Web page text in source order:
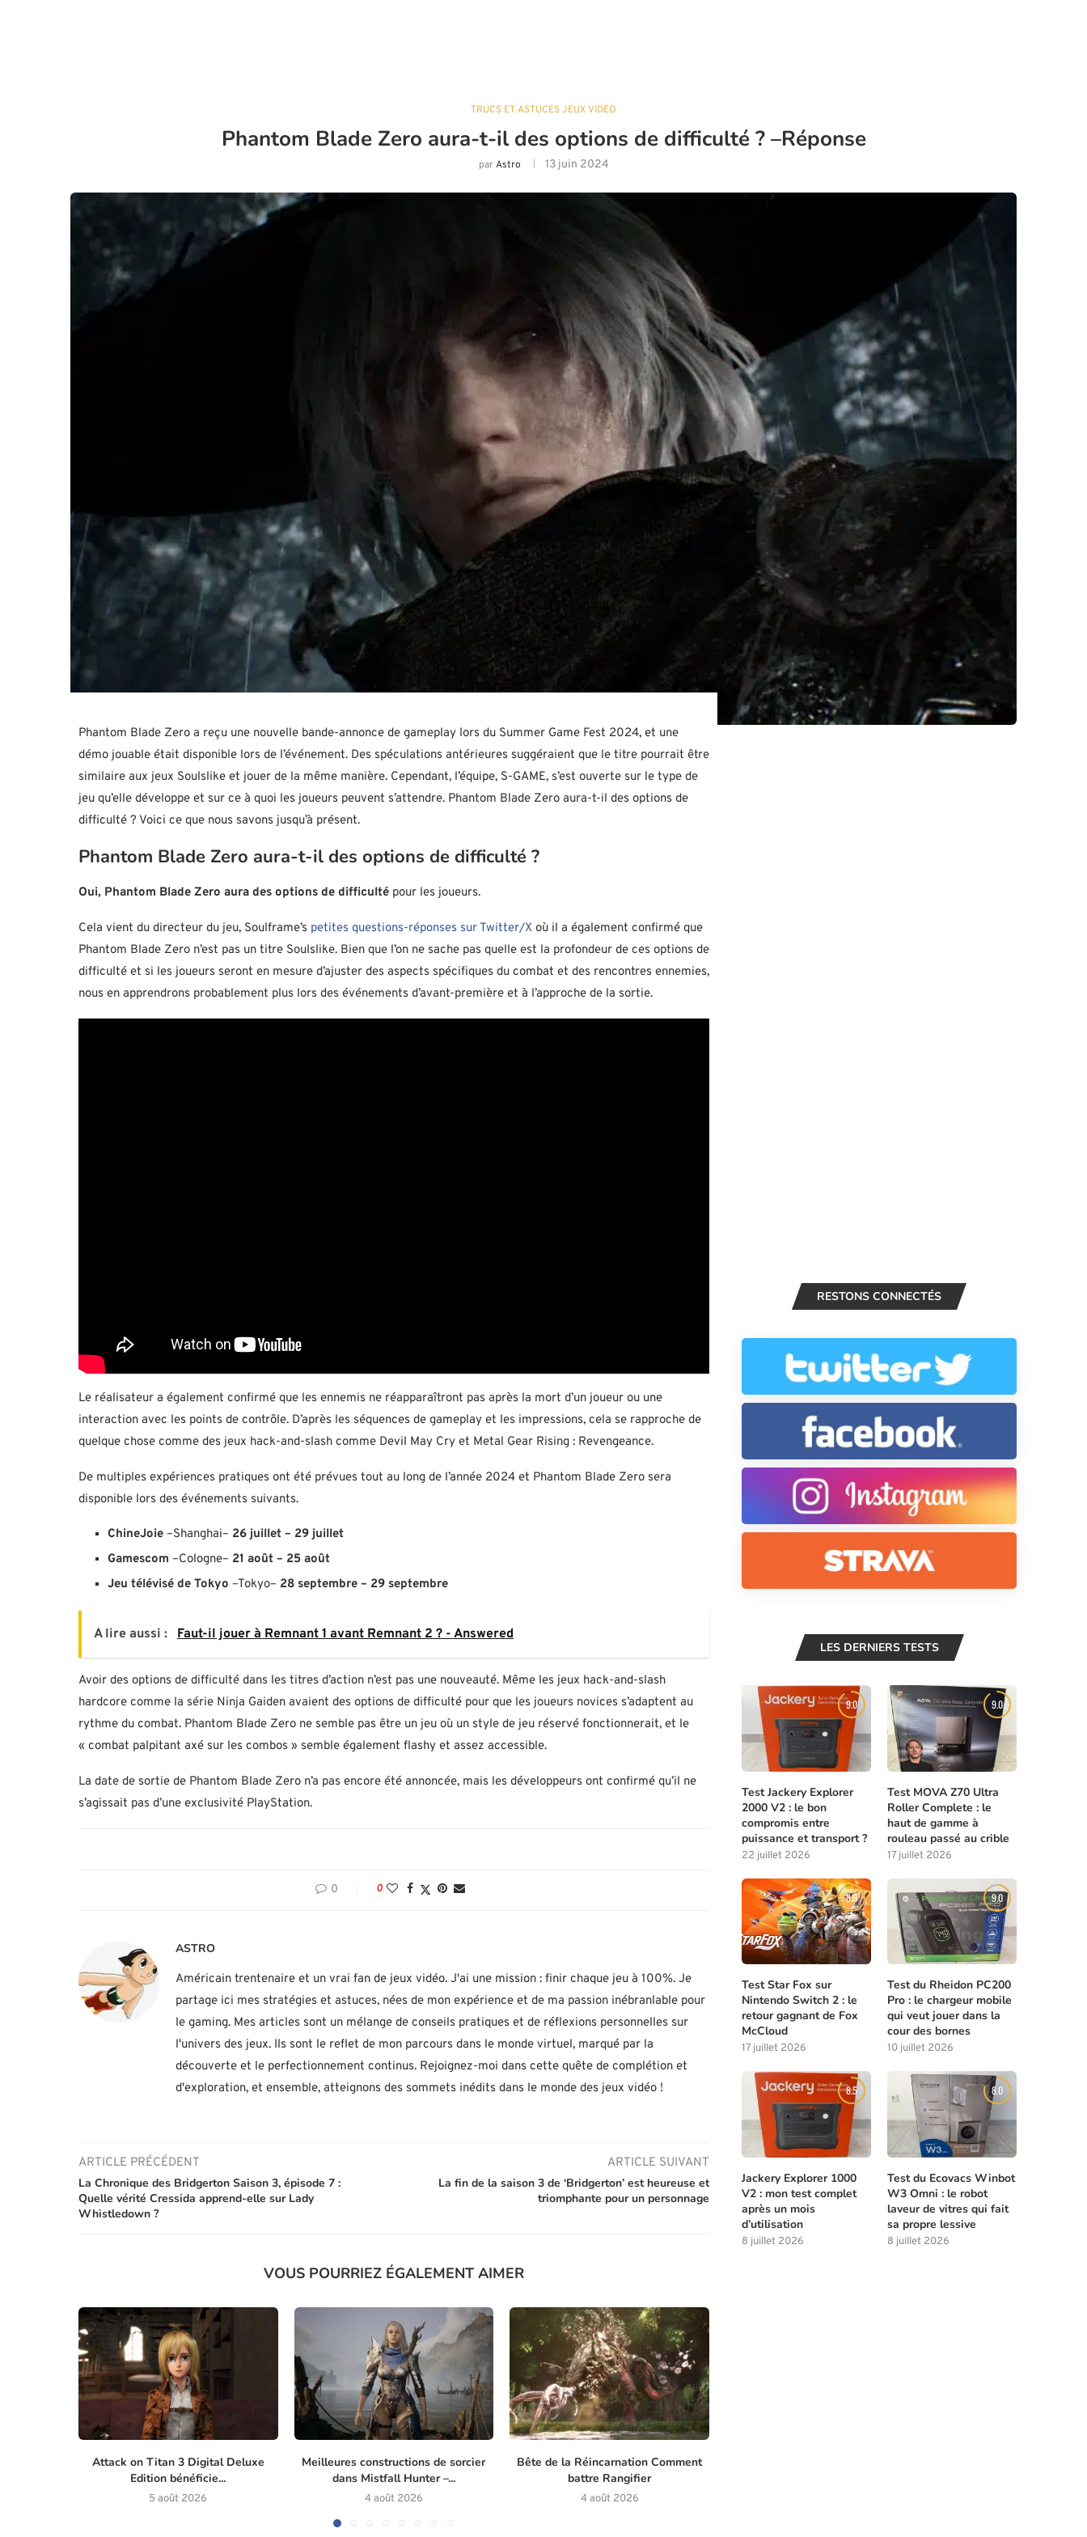
TRUCS ET ASTUCES JEUX VIDÉO
Phantom Blade Zero aura-t-il des options de difficulté ? –Réponse
parAstro 13 juin 2024
Phantom Blade Zero a reçu une nouvelle bande-annonce de gameplay lors du Summer Game Fest 2024, et une
démo jouable était disponible lors de l’événement. Des spéculations antérieures suggéraient que le titre pourrait être
similaire aux jeux Soulslike et jouer de la même manière. Cependant, l’équipe, S-GAME, s’est ouverte sur le type de
jeu qu’elle développe et sur ce à quoi les joueurs peuvent s’attendre. Phantom Blade Zero aura-t-il des options de
difficulté ? Voici ce que nous savons jusqu’à présent.
Phantom Blade Zero aura-t-il des options de difficulté ?
Oui, Phantom Blade Zero aura des options de difficulté pour les joueurs.
Cela vient du directeur du jeu, Soulframe’s petites questions-réponses sur Twitter/X où il a également confirmé que
Phantom Blade Zero n’est pas un titre Soulslike. Bien que l’on ne sache pas quelle est la profondeur de ces options de
difficulté et si les joueurs seront en mesure d’ajuster des aspects spécifiques du combat et des rencontres ennemies,
nous en apprendrons probablement plus lors des événements d’avant-première et à l’approche de la sortie.
Le réalisateur a également confirmé que les ennemis ne réapparaîtront pas après la mort d’un joueur ou une
interaction avec les points de contrôle. D’après les séquences de gameplay et les impressions, cela se rapproche de
quelque chose comme des jeux hack-and-slash comme Devil May Cry et Metal Gear Rising : Revengeance.
De multiples expériences pratiques ont été prévues tout au long de l’année 2024 et Phantom Blade Zero sera
disponible lors des événements suivants.
ChineJoie –Shanghai– 26 juillet – 29 juillet
Gamescom –Cologne– 21 août – 25 août
Jeu télévisé de Tokyo –Tokyo– 28 septembre – 29 septembre
A lire aussi : Faut-il jouer à Remnant 1 avant Remnant 2 ? - Answered
Avoir des options de difficulté dans les titres d’action n’est pas une nouveauté. Même les jeux hack-and-slash
hardcore comme la série Ninja Gaiden avaient des options de difficulté pour que les joueurs novices s’adaptent au
rythme du combat. Phantom Blade Zero ne semble pas être un jeu où un style de jeu réservé fonctionnerait, et le
« combat palpitant axé sur les combos » semble également flashy et assez accessible.
La date de sortie de Phantom Blade Zero n’a pas encore été annoncée, mais les développeurs ont confirmé qu’il ne
s’agissait pas d’une exclusivité PlayStation.
0 0
ASTRO
Américain trentenaire et un vrai fan de jeux vidéo. J'ai une mission : finir chaque jeu à 100%. Je
partage ici mes stratégies et astuces, nées de mon expérience et de ma passion inébranlable pour
le gaming. Mes articles sont un mélange de conseils pratiques et de réflexions personnelles sur
l'univers des jeux. Ils sont le reflet de mon parcours dans le monde virtuel, marqué par la
découverte et le perfectionnement continus. Rejoignez-moi dans cette quête de complétion et
d'exploration, et ensemble, atteignons des sommets inédits dans le monde des jeux vidéo !
ARTICLE PRÉCÉDENT
La Chronique des Bridgerton Saison 3, épisode 7 :
Quelle vérité Cressida apprend-elle sur Lady
Whistledown ?
ARTICLE SUIVANT
La fin de la saison 3 de ‘Bridgerton’ est heureuse et
triomphante pour un personnage
VOUS POURRIEZ ÉGALEMENT AIMER
Attack on Titan 3 Digital Deluxe
Edition bénéficie...
5 août 2026
Meilleures constructions de sorcier
dans Mistfall Hunter –...
4 août 2026
Bête de la Réincarnation Comment
battre Rangifier
4 août 2026
RESTONS CONNECTÉS
LES DERNIERS TESTS
9.0
Test Jackery Explorer
2000 V2 : le bon
compromis entre
puissance et transport ?
22 juillet 2026
9.0
Test MOVA Z70 Ultra
Roller Complete : le
haut de gamme à
rouleau passé au crible
17 juillet 2026
8.0
Test Star Fox sur
Nintendo Switch 2 : le
retour gagnant de Fox
McCloud
17 juillet 2026
9.0
Test du Rheidon PC200
Pro : le chargeur mobile
qui veut jouer dans la
cour des bornes
10 juillet 2026
8.5
Jackery Explorer 1000
V2 : mon test complet
après un mois
d’utilisation
8 juillet 2026
8.0
Test du Ecovacs Winbot
W3 Omni : le robot
laveur de vitres qui fait
sa propre lessive
8 juillet 2026